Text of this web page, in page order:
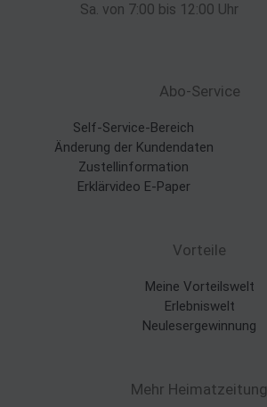
Sa. von 7:00 bis 12:00 Uhr
Abo-Service
Self-Service-Bereich
Änderung der Kundendaten
Zustellinformation
Erklärvideo E-Paper
Vorteile
Meine Vorteilswelt
Erlebniswelt
Neulesergewinnung
Mehr Heimatzeitung